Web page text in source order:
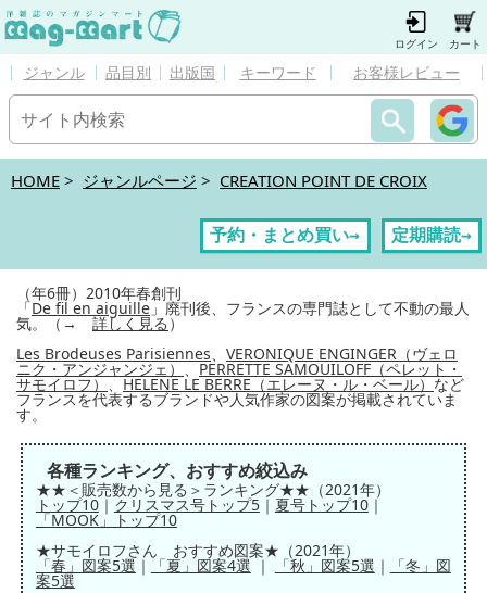
ログイン カート
ジャンル 品目別 出版国 キーワード お客様レビュー
HOME > ジャンルページ > CREATION POINT DE CROIX
予約・まとめ買い→ 定期購読→
（年6冊）2010年春創刊
「De fil en aiguille 」廃刊後、フランスの専門誌として不動の最人
気。（→ 詳しく見る ）
Les Brodeuses Parisiennes、 VERONIQUE ENGINGER（ヴェロ
ニク・アンジャンジェ） 、 PERRETTE SAMOUILOFF（ペレット・
サモイロフ） 、 HELENE LE BERRE（エレーヌ・ル・ベール） など
フランスを代表するブランドや人気作家の図案が掲載されていま
す。
各種ランキング、おすすめ絞込み
★★＜販売数から見る＞ランキング★★（2021年）
トップ10｜ クリスマス号トップ5｜ 夏号トップ10｜
「MOOK」トップ10
★サモイロフさん おすすめ図案★（2021年）
「春」図案5選 ｜ 「夏」図案4選 ｜ 「秋」図案5選 ｜ 「冬」図
案5選